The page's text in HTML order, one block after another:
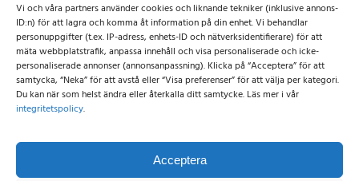
Vi och våra partners använder cookies och liknande tekniker (inklusive annons-
ID:n) för att lagra och komma åt information på din enhet. Vi behandlar
personuppgifter (t.ex. IP-adress, enhets-ID och nätverksidentifierare) för att
mäta webbplatstrafik, anpassa innehåll och visa personaliserade och icke-
personaliserade annonser (annonsanpassning). Klicka på “Acceptera” för att
samtycka, “Neka” för att avstå eller “Visa preferenser” för att välja per kategori.
Du kan när som helst ändra eller återkalla ditt samtycke. Läs mer i vår
integritetspolicy.
Acceptera
E-post:info@nvbab.se
Besöksadress:
Dammliden 3,137 69 Österhaninge
Importgatan 12c, 422 46 Hisings-Backa
Till Linotol Group AB
Visselblåsning